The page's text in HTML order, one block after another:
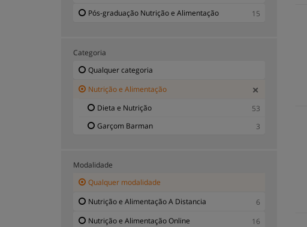
Pós-graduação Nutrição e Alimentação
15
Categoria
Qualquer categoria
Nutrição e Alimentação
Dieta e Nutrição
53
Garçom Barman
3
Modalidade
Qualquer modalidade
Nutrição e Alimentação A Distancia
6
Nutrição e Alimentação Online
16